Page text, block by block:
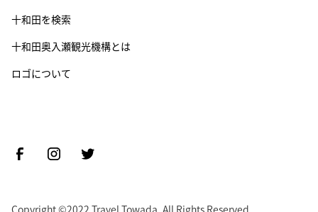
十和田を検索
十和田奥入瀬観光機構とは
ロゴについて
Copyright ©2022 Travel Towada. All Rights Reserved.